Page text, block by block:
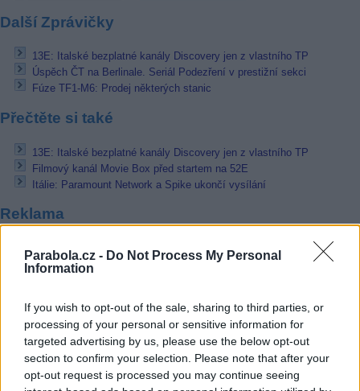
Parabola.cz - Do Not Process My Personal
Information
If you wish to opt-out of the sale, sharing to third parties, or
processing of your personal or sensitive information for
targeted advertising by us, please use the below opt-out
section to confirm your selection. Please note that after your
opt-out request is processed you may continue seeing
Další Zprávičky
13E: Italské bezplatné kanály Discovery jen z vlastního TP
Úspěch ČT na Berlinale. Seriál Podezření v prestižní sekci
Fúze TF1-M6: Prodej některých stanic
Přečtěte si také
13E: Italské bezplatné kanály Discovery jen z vlastního TP
Filmový kanál Movie Box před startem na 52E
Itálie: Paramount Network a Spike ukončí vysílání
Reklama
Pracovní nabídky
Jihlava)
06.08.2026 - Bosch Powertrain s.r.o. • montážní dělník • mzda 44.700
týdenní zálohy na mzdu 2.000 Kč (Jihlava, okres Jihlava)
06.08.2026 -Bosch Powertrain s.r.o. Jihlava • práce ve skladu • mzda
48.400 Kč • náborový bonus 50.000 Kč • ubytování (Jihlava, okres
06.08.2026 -Bosch Powertrain s.r.o. Jihlava • střídač • mzda 48.400